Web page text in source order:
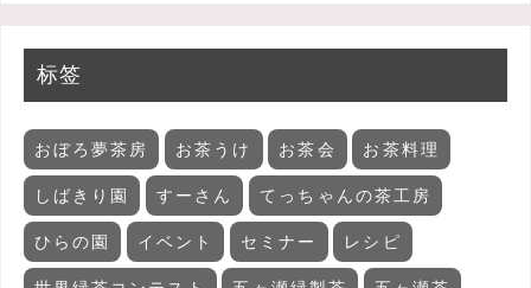
标签
おぼろ夢茶房 お茶うけ お茶会 お茶料理
しばきり園 すーさん てっちゃんの茶工房
ひらの園 イベント セミナー レシピ